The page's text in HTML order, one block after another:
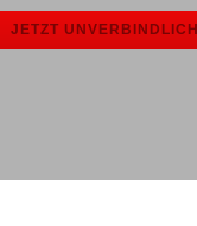
JETZT